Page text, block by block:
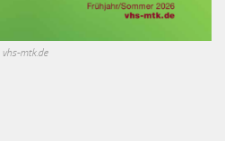
vhs-mtk.de